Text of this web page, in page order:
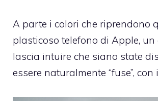
A parte i colori che riprendono
plasticoso telefono di Apple,
lascia intuire che siano state
essere naturalmente “fuse”, con